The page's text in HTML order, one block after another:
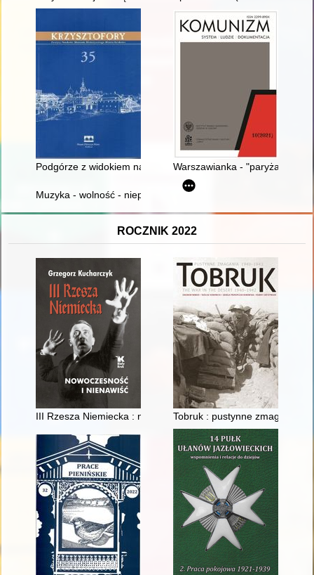
Podgórze z widokiem na KrakówWarszawianka - "paryżanka
Muzyka - wolność - niepodległość
ROCZNIK 2022
III Rzesza Niemiecka : nowoczesność i nienawiść
Tobruk : pustynne zmagania